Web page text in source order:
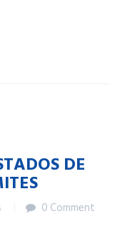
DE
0 Comment